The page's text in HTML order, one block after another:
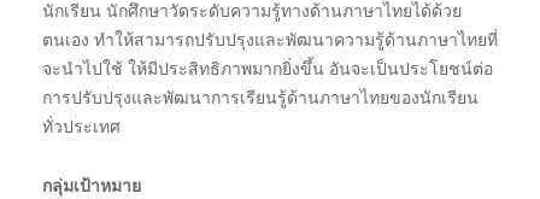
นักเรียน นักศึกษาวัดระดับความรู้ทางด้านภาษาไทยได้ด้วย
ตนเอง ทำให้สามารถปรับปรุงและพัฒนาความรู้ด้านภาษาไทยที่
จะนำไปใช้ ให้มีประสิทธิภาพมากยิ่งขึ้น อันจะเป็นประโยชน์ต่อ
การปรับปรุงและพัฒนาการเรียนรู้ด้านภาษาไทยของนักเรียน
ทั่วประเทศ
กลุ่มเป้าหมาย